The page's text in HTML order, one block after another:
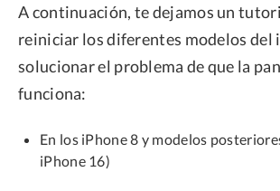
A continuación, te dejamos un
reiniciar los diferentes modelos del
solucionar el problema de que la
funciona:
En los iPhone 8 y modelos
iPhone 16)